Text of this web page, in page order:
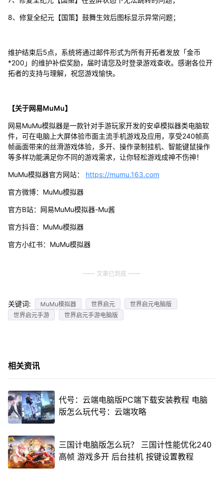
8、修复全纪元【国策】鼓舞生效后图标显示异常问题；
维护结束后5点，系统将通过邮件形式为所有开拓者发放「金币
*200」的维护补偿奖励，届时请您及时登录游戏查收。感谢各位开
拓者的支持与理解，祝您游戏愉快。
【关于网易MuMu】
网易MuMu模拟器是一款针对手游玩家开发的安卓模拟器类电脑软
件，可在电脑上大屏体验市面主流手机游戏及应用，享受240帧高
帧画面带来的丝滑游戏体验，多开、操作录制挂机、智能键鼠操作
等多样功能满足你不同的游戏需求，让你轻松游戏成神不伤神！
MuMu模拟器官方网站： https://mumu.163.com
官方微博：MuMu模拟器
官方B站：网易MuMu模拟器-Mu酱
官方抖音：MuMu模拟器
官方小红书：MuMu模拟器
文章已到底
关键词: MuMu模拟器 世界启元
世界启元电脑版
世界启元手游
世界启元手游电脑版
相关资讯
代号：云端电脑版PC端下载安装教程 电脑
版怎么玩代号：云端攻略
三国计电脑版怎么玩？ 三国计性能优化240
高帧 游戏多开 后台挂机 按键设置教程